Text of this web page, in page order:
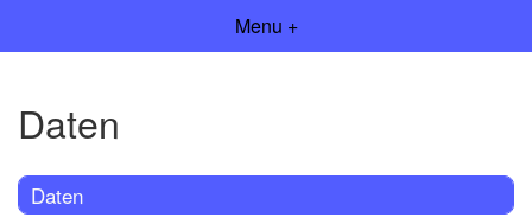
Menu +
Daten
Daten